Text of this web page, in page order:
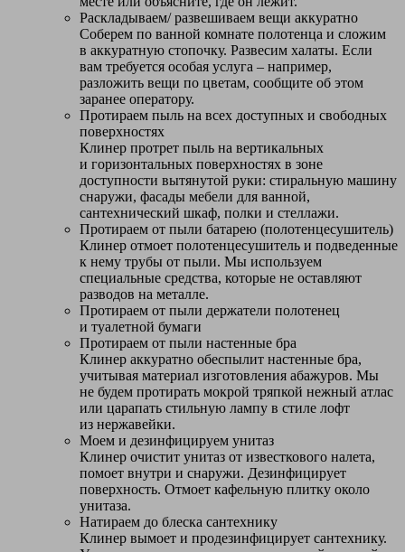
Раскладываем/ развешиваем вещи аккуратно
Соберем по ванной комнате полотенца и сложим
в аккуратную стопочку. Развесим халаты. Если
вам требуется особая услуга – например,
разложить вещи по цветам, сообщите об этом
заранее оператору.
Протираем пыль на всех доступных и свободных
поверхностях
Клинер протрет пыль на вертикальных
и горизонтальных поверхностях в зоне
доступности вытянутой руки: стиральную машину
снаружи, фасады мебели для ванной,
сантехнический шкаф, полки и стеллажи.
Протираем от пыли батарею (полотенцесушитель)
Клинер отмоет полотенцесушитель и подведенные
к нему трубы от пыли. Мы используем
специальные средства, которые не оставляют
разводов на металле.
Протираем от пыли держатели полотенец
и туалетной бумаги
Протираем от пыли настенные бра
Клинер аккуратно обеспылит настенные бра,
учитывая материал изготовления абажуров. Мы
не будем протирать мокрой тряпкой нежный атлас
или царапать стильную лампу в стиле лофт
из нержавейки.
Моем и дезинфицируем унитаз
Клинер очистит унитаз от известкового налета,
помоет внутри и снаружи. Дезинфицирует
поверхность. Отмоет кафельную плитку около
унитаза.
Натираем до блеска сантехнику
Клинер вымоет и продезинфицирует сантехнику.